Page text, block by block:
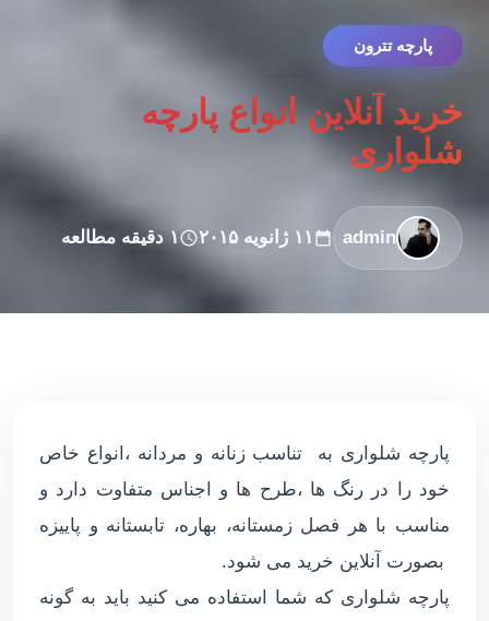
پارچه تترون
خرید آنلاین انواع پارچه
شلواری
admin ۱۱ ژانویه ۲۰۱۵ ۱ دقیقه مطالعه
پارچه شلواری به تناسب زنانه و مردانه ،انواع خاص
خود را در رنگ ها ،طرح ها و اجناس متفاوت دارد و
مناسب با هر فصل زمستانه، بهاره، تابستانه و پاییزه
بصورت آنلاین خرید می شود.
پارچه شلواری که شما استفاده می کنید باید به گونه